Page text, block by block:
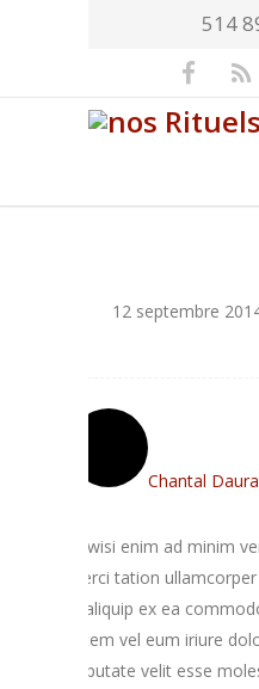
514
12 septembre
Chantal
Ut wisi enim ad minim
exerci tation
ut aliquip ex ea
autem vel eum iriure
vulputate velit esse